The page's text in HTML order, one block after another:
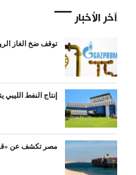
آخر الأخبار
توقف ضخ الغاز
إنتاج النفط الليبي
مصر تكشف عن